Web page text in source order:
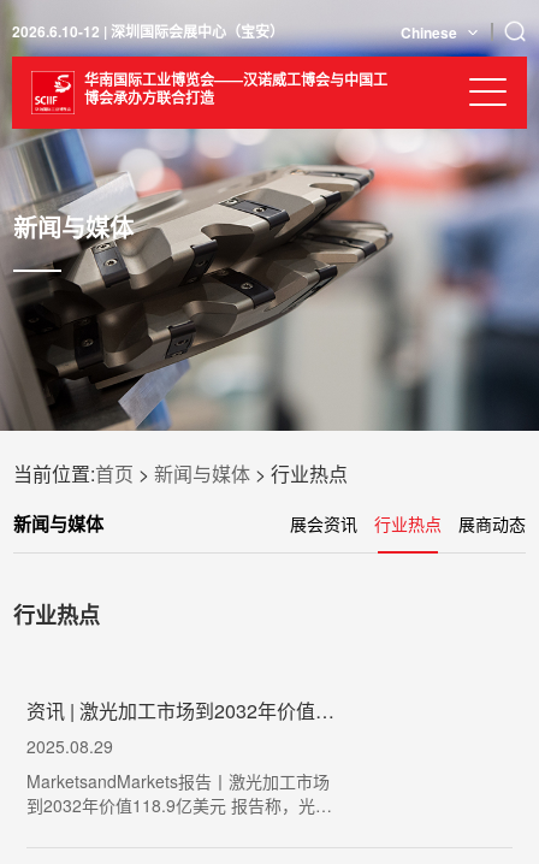
2026.6.10-12 | 深圳国际会展中心（宝安） Chinese
华南国际工业博览会——汉诺威工博会与中国工
博会承办方联合打造
新闻与媒体
当前位置:首页 >新闻与媒体 > 行业热点
新闻与媒体 展会资讯 行业热点 展商动态
行业热点
资讯 | 激光加工市场到2032年价值118.9亿美元
2025.08.29
MarketsandMarkets报告丨激光加工市场
到2032年价值118.9亿美元 报告称，光纤